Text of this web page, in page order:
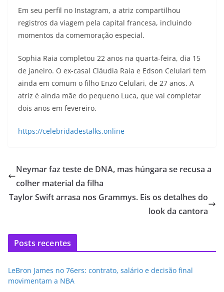
Em seu perfil no Instagram, a atriz compartilhou
registros da viagem pela capital francesa, incluindo
momentos da comemoração especial.
Sophia Raia completou 22 anos na quarta-feira, dia 15
de janeiro. O ex-casal Cláudia Raia e Edson Celulari tem
ainda em comum o filho Enzo Celulari, de 27 anos. A
atriz é ainda mãe do pequeno Luca, que vai completar
dois anos em fevereiro.
https://celebridadestalks.online
Neymar faz teste de DNA, mas húngara se recusa a
colher material da filha
Taylor Swift arrasa nos Grammys. Eis os detalhes do
look da cantora
Posts recentes
LeBron James no 76ers: contrato, salário e decisão final
movimentam a NBA